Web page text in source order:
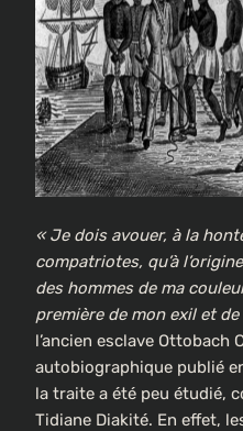
« Je dois avouer, à la
compatriotes, qu’à
des hommes de ma
première de mon exil et
l’ancien esclave Ottobach
autobiographique publié
la traite a été peu étudié,
Tidiane Diakité. En effet,